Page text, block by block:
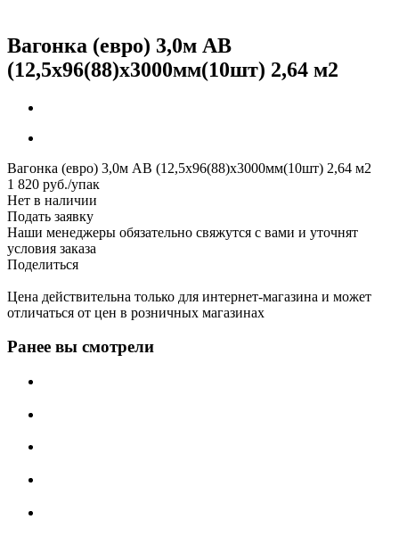
Вагонка (евро) 3,0м АВ
(12,5х96(88)х3000мм(10шт) 2,64 м2
Вагонка (евро) 3,0м АВ (12,5х96(88)х3000мм(10шт) 2,64 м2
1 820 руб./упак
Нет в наличии
Подать заявку
Наши менеджеры обязательно свяжутся с вами и уточнят
условия заказа
Поделиться
Цена действительна только для интернет-магазина и может
отличаться от цен в розничных магазинах
Ранее вы смотрели